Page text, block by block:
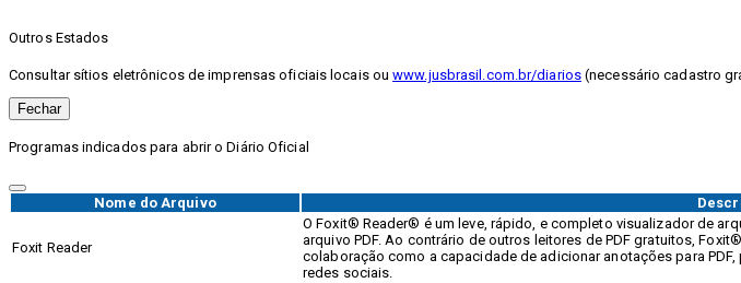
Outros Estados
Consultar sítios eletrônicos de imprensas oficiais locais ouwww.jusbrasil.com.br/diarios(necessário cadastro
Fechar
Programas indicados para abrir o Diário Oficial
Nome do Arquivo
Foxit Reader
O Foxit® Reader® é um leve, rápido, e completo visualizador de
arquivo PDF. Ao contrário de outros leitores de PDF gratuitos,
colaboração como a capacidade de adicionar anotações para
redes sociais.